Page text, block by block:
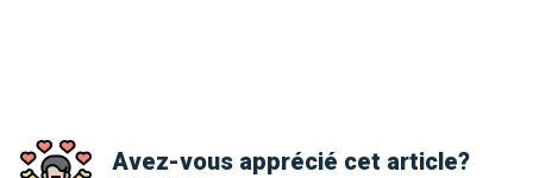
Avez-vous apprécié cet article?